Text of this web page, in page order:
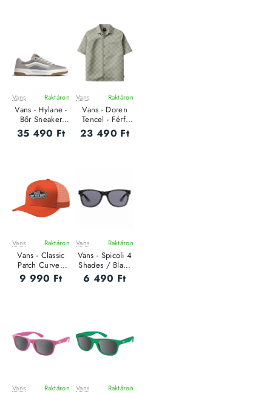
ÚJ
Vans Raktáron
Vans - Hylane -
Bőr Sneaker
Uniszex utcai
cipő
35 490 Ft
ÚJ
Vans Raktáron
Vans - Doren
Tencel - Férfi
ing
23 490 Ft
Vans Raktáron
Vans - Classic
Patch Curved
Bill Trucker -
Uniszex baseball
9 990 Ft
Vans Raktáron
Vans - Spicoli 4
Shades / Black
Checkerboard -
Napszemüveg
6 490 Ft
Vans Raktáron Vans Raktáron